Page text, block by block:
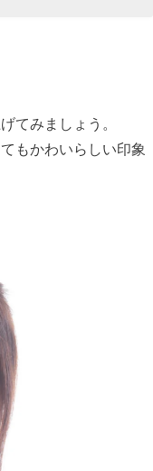
てみましょう。
もかわいらしい印象